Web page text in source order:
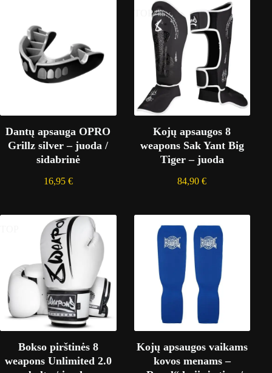
Dantų apsauga OPRO
Grillz silver – juoda /
sidabrinė
16,95 €
TOP
Kojų apsaugos 8
weapons Sak Yant Big
Tiger – juoda
84,90€
Bokso pirštinės 8
weapons Unlimited 2.0
Kojų apsaugos vaikams
kovos menams –